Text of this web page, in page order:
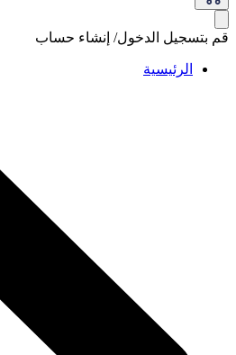
قم بتسجيل الدخول/ إنشاء حساب
الرئيسية